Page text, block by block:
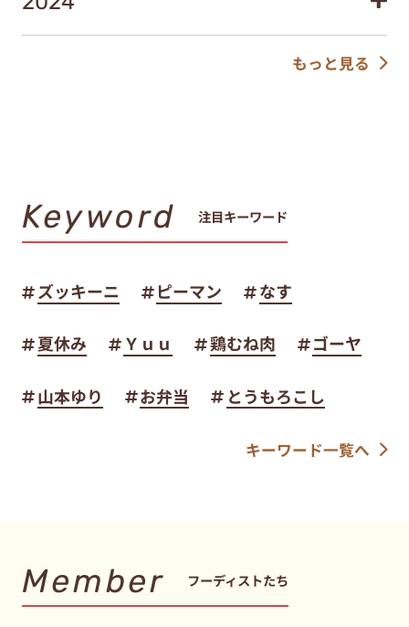
もっと見る
Keyword 注目キーワード
ズッキーニ ピーマン なす
夏休み Ｙｕｕ 鶏むね肉 ゴーヤ
山本ゆり お弁当 とうもろこし
キーワード一覧へ
Member フーディストたち